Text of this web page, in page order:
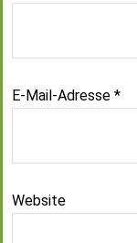
E-Mail-Adresse *
Website